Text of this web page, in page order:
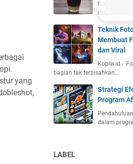
yang
Kopiw.id -
salah satu
Teknik
Membuat
dan Viral
Kopiw.id -
bagian tak terpisahkan…
Strategi
Program
dalam
LABEL